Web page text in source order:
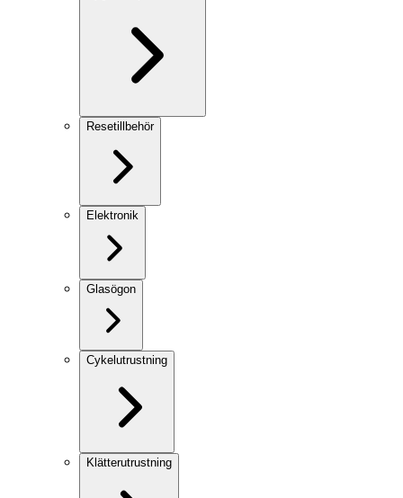
Resetillbehör
Elektronik
Glasögon
Cykelutrustning
Klätterutrustning